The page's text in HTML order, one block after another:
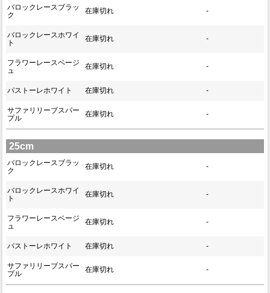
バロックレースブラッ
ク
在庫切れ -
バロックレースホワイ
ト
在庫切れ -
フラワーレースベージ
ュ
在庫切れ -
パストーレホワイト 在庫切れ -
サファリリーブスパー
プル
在庫切れ -
25cm
バロックレースブラッ
ク
在庫切れ -
バロックレースホワイ
ト
在庫切れ -
フラワーレースベージ
ュ
在庫切れ -
パストーレホワイト 在庫切れ -
サファリリーブスパー
プル
在庫切れ -